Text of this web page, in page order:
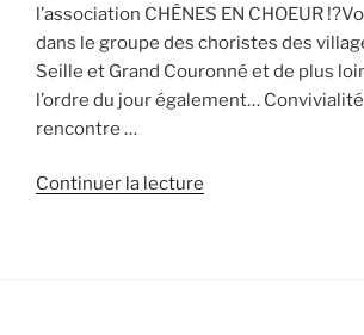
l’association CHÊNES EN CHOEUR
dans le groupe des choristes des
Seille et Grand Couronné et de plus
l’ordre du jour également…
rencontre …
Continuer la lecture